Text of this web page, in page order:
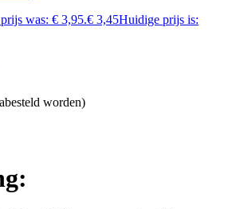
was: € 3,95.€ 3,45Huidige prijs is:
worden)